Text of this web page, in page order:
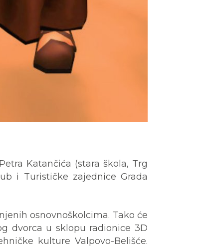
Katančića (stara škola, Trg
i Turističke zajednice Grada
osnovnoškolcima. Tako će
dvorca u sklopu radionice 3D
kulture Valpovo-Belišće.